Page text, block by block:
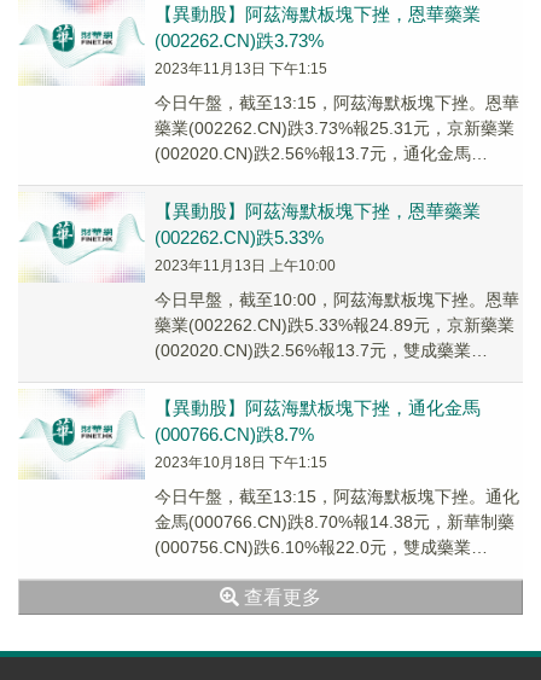
【異動股】阿茲海默板塊下挫，恩華藥業
(002262.CN)跌3.73%
2023年11月13日 下午1:15
今日午盤，截至13:15，阿茲海默板塊下挫。恩華
藥業(002262.CN)跌3.73%報25.31元，京新藥業
(002020.CN)跌2.56%報13.7元，通化金馬
【異動股】阿茲海默板塊下挫，恩華藥業
(002262.CN)跌5.33%
2023年11月13日 上午10:00
今日早盤，截至10:00，阿茲海默板塊下挫。恩華
藥業(002262.CN)跌5.33%報24.89元，京新藥業
(002020.CN)跌2.56%報13.7元，雙成藥業
【異動股】阿茲海默板塊下挫，通化金馬
(000766.CN)跌8.7%
2023年10月18日 下午1:15
今日午盤，截至13:15，阿茲海默板塊下挫。通化
金馬(000766.CN)跌8.70%報14.38元，新華制藥
(000756.CN)跌6.10%報22.0元，雙成藥業
查看更多